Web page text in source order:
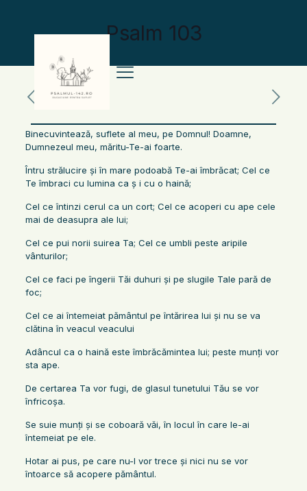
Psalm 103
Binecuvintează, suflete al meu, pe Domnul! Doamne,
Dumnezeul meu, măritu-Te-ai foarte.
Întru strălucire şi în mare podoabă Te-ai îmbrăcat; Cel ce
Te îmbraci cu lumina ca ş i cu o haină;
Cel ce întinzi cerul ca un cort; Cel ce acoperi cu ape cele
mai de deasupra ale lui;
Cel ce pui norii suirea Ta; Cel ce umbli peste aripile
vânturilor;
Cel ce faci pe îngerii Tăi duhuri şi pe slugile Tale pară de
foc;
Cel ce ai întemeiat pământul pe întărirea lui şi nu se va
clătina în veacul veacului
Adâncul ca o haină este îmbrăcămintea lui; peste munţi vor
sta ape.
De certarea Ta vor fugi, de glasul tunetului Tău se vor
înfricoşa.
Se suie munţi şi se coboară văi, în locul în care le-ai
întemeiat pe ele.
Hotar ai pus, pe care nu-l vor trece şi nici nu se vor
întoarce să acopere pământul.